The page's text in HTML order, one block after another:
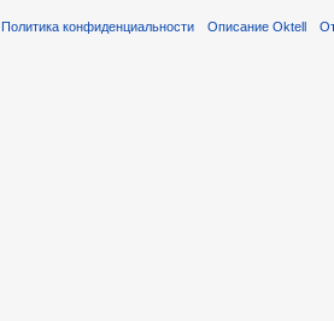
Политика конфиденциальности Описание Oktell